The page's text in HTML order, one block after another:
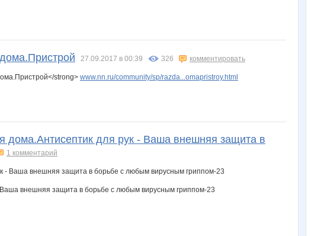
27.09.2017 в 00:39 326 комментировать
strong> www.nn.ru/community/sp/razda...omapristroy.html
для рук - Ваша внешняя защита в
1 комментарий
внешняя защита в борьбе с любым вирусным гриппом-23